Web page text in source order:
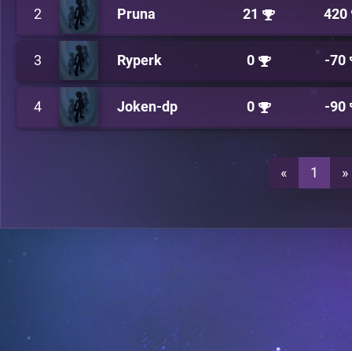
2 Pruna 21 420
3 Ryperk 0 -70
4 Joken-dp 0 -90
« 1 »